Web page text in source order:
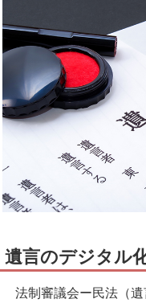
遺言のデジタル
法制審議会ー民法（遺